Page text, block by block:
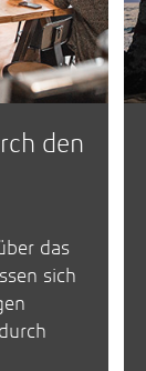
den
das
sich